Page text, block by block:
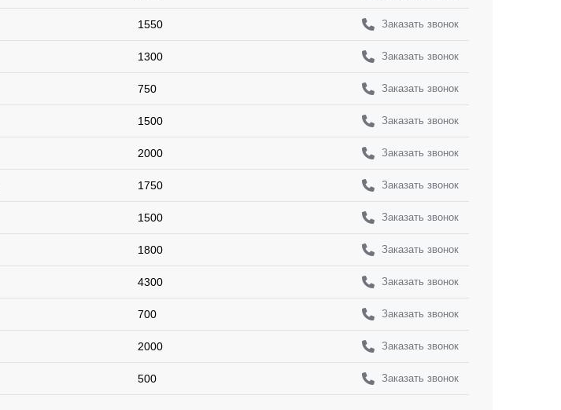
1550 Заказать звонок
1300 Заказать звонок
750 Заказать звонок
1500 Заказать звонок
2000 Заказать звонок
1750 Заказать звонок
1500 Заказать звонок
1800 Заказать звонок
4300 Заказать звонок
700 Заказать звонок
2000 Заказать звонок
500 Заказать звонок